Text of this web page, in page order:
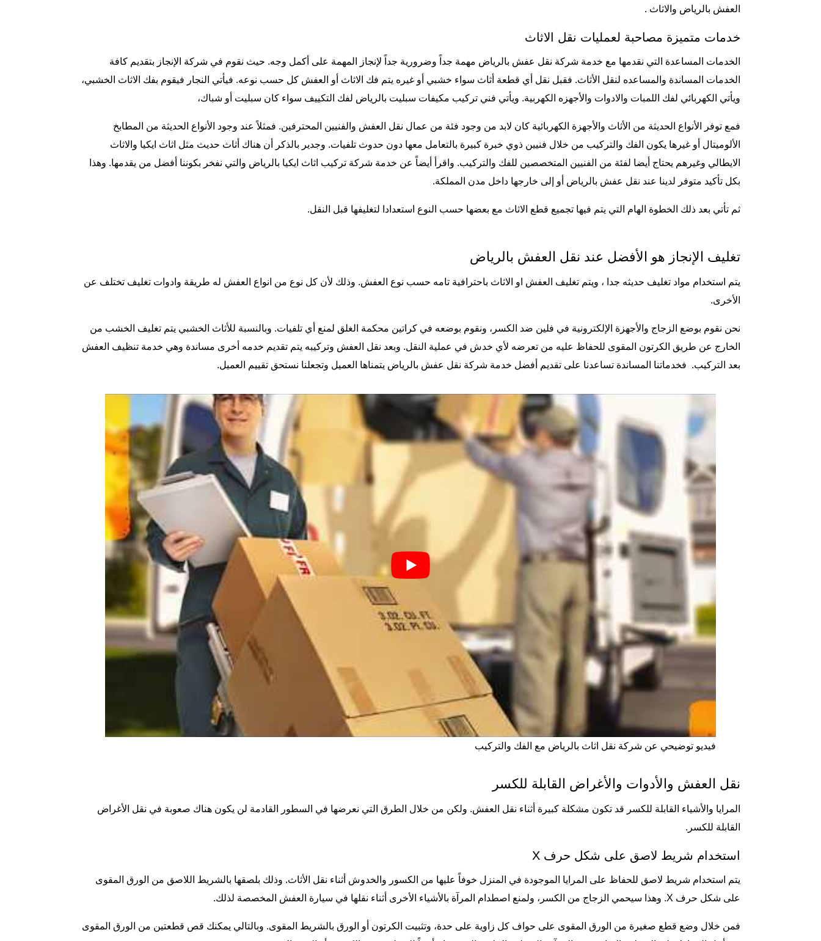
العفش بالرياض والاثاث .
خدمات متميزة مصاحبة لعمليات نقل الاثاث
الخدمات المساعدة التي نقدمها مع خدمة شركة نقل عفش بالرياض مهمة جداً وضرورية جداً لإنجاز المهمة على أكمل وجه. حيث نقوم في شركة الإنجاز بتقديم كافة
الخدمات المساندة والمساعده لنقل الأثاث. فقبل نقل أي قطعة أثاث سواء خشبي أو غيره يتم فك الاثاث أو العفش كل حسب نوعه. فيأتي النجار فيقوم بفك الاثاث الخشبي،
ويأتي الكهربائي لفك اللمبات والادوات والأجهزه الكهربية. ويأتي فني تركيب مكيفات سبليت بالرياض لفك التكييف سواء كان سبليت أو شباك،
فمع توفر الأنواع الحديثة من الأثاث والأجهزة الكهربائية كان لابد من وجود فئة من عمال نقل العفش والفنيين المحترفين. فمثلاً عند وجود الأنواع الحديثة من المطابخ
الألوميتال أو غيرها يكون الفك والتركيب من خلال فنيين ذوي خبرة كبيرة بالتعامل معها دون حدوث تلفيات. وجدير بالذكر أن هناك أثاث حديث مثل اثاث ايكيا والاثاث
الايطالي وغيرهم يحتاج أيضا لفئة من الفنيين المتخصصين للفك والتركيب. واقرأ أيضاً عن خدمة شركة تركيب اثاث ايكيا بالرياض والتي نفخر بكوننا أفضل من يقدمها. وهذا
بكل تأكيد متوفر لدينا عند نقل عفش بالرياض أو إلى خارجها داخل مدن المملكة.
ثم تأتي بعد ذلك الخطوة الهام التي يتم فيها تجميع قطع الاثاث مع بعضها حسب النوع استعدادا لتغليفها قبل النقل.
تغليف الإنجاز هو الأفضل عند نقل العفش بالرياض
يتم استخدام مواد تغليف حديثه جدا ، ويتم تغليف العفش او الاثاث باحترافية تامه حسب نوع العفش. وذلك لأن كل نوع من انواع العفش له طريقة وادوات تغليف تختلف عن
الأخرى.
نحن نقوم بوضع الزجاج والأجهزة الإلكترونية في فلين ضد الكسر، ونقوم بوضعه في كراتين محكمة الغلق لمنع أي تلفيات. وبالنسبة للأثاث الخشبي يتم تغليف الخشب من
الخارج عن طريق الكرتون المقوى للحفاظ عليه من تعرضه لأي خدش في عملية النقل. وبعد نقل العفش وتركيبه يتم تقديم خدمه أخرى مساندة وهي خدمة تنظيف العفش
بعد التركيب. فخدماتنا المساندة تساعدنا على تقديم أفضل خدمة شركة نقل عفش بالرياض يتمناها العميل وتجعلنا نستحق تقييم العميل.
فيديو توضيحي عن شركة نقل اثاث بالرياض مع الفك والتركيب
نقل العفش والأدوات والأغراض القابلة للكسر
المرايا والأشياء القابلة للكسر قد تكون مشكلة كبيرة أثناء نقل العفش. ولكن من خلال الطرق التي نعرضها في السطور القادمة لن يكون هناك صعوبة في نقل الأغراض
القابلة للكسر.
استخدام شريط لاصق على شكل حرف X
يتم استخدام شريط لاصق للحفاظ على المرايا الموجودة في المنزل خوفاً عليها من الكسور والخدوش أثناء نقل الأثاث. وذلك بلصقها بالشريط اللاصق من الورق المقوى
على شكل حرف X. وهذا سيحمي الزجاج من الكسر، ولمنع اصطدام المرآة بالأشياء الأخرى أثناء نقلها في سيارة العفش المخصصة لذلك.
فمن خلال وضع قطع صغيرة من الورق المقوى على حواف كل زاوية على حدة، وتثبيت الكرتون أو الورق بالشريط المقوى. وبالتالي يمكنك قص قطعتين من الورق المقوى